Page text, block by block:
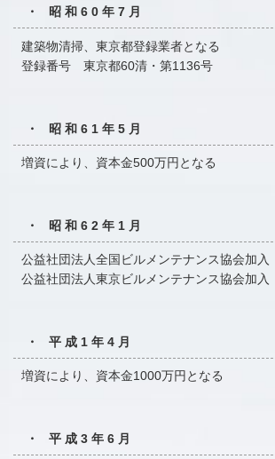
・ 昭和60年7月
建築物清掃、東京都登録業者となる
登録番号 東京都60清・第1136号
・ 昭和61年5月
増資により、資本金500万円となる
・ 昭和62年1月
公益社団法人全国ビルメンテナンス協会加入
公益社団法人東京ビルメンテナンス協会加入
・ 平成1年4月
増資により、資本金1000万円となる
・ 平成3年6月